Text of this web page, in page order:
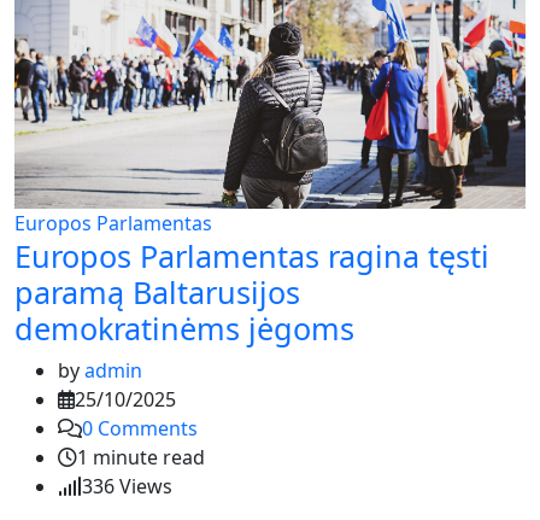
Europos Parlamentas
Europos Parlamentas ragina tęsti
paramą Baltarusijos
demokratinėms jėgoms
byadmin
25/10/2025
0 Comments
1 minute read
336Views